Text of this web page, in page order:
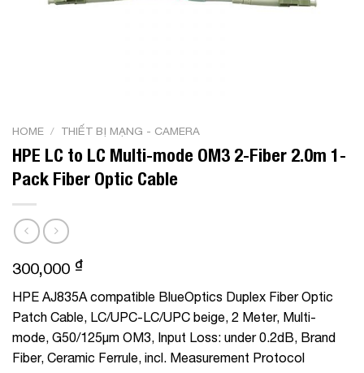
HOME / THIẾT BỊ MẠNG - CAMERA
HPE LC to LC Multi-mode OM3 2-Fiber 2.0m 1-
Pack Fiber Optic Cable
300,000 ₫
HPE AJ835A compatible BlueOptics Duplex Fiber Optic
Patch Cable, LC/UPC-LC/UPC beige, 2 Meter, Multi-
mode, G50/125µm OM3, Input Loss: under 0.2dB, Brand
Fiber, Ceramic Ferrule, incl. Measurement Protocol